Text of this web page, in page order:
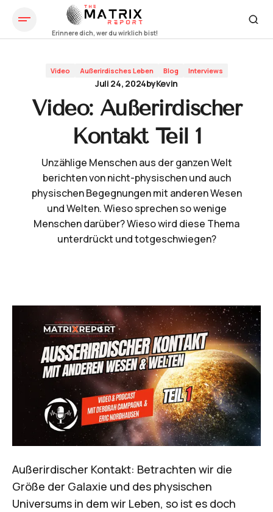
Video: Außerirdischer Kontakt Teil 1
Video Außerirdisches Leben Blog Interviews
Juli 24, 2024byKevin
Video: Außerirdischer
Kontakt Teil 1
Unzählige Menschen aus der ganzen Welt
berichten von nicht-physischen und auch
physischen Begegnungen mit anderen Wesen
und Welten. Wieso sprechen so wenige
Menschen darüber? Wieso wird diese Thema
unterdrückt und totgeschwiegen?
Außerirdischer Kontakt: Betrachten wir die
Größe der Galaxie und des physischen
Universums in dem wir Leben, so ist es doch